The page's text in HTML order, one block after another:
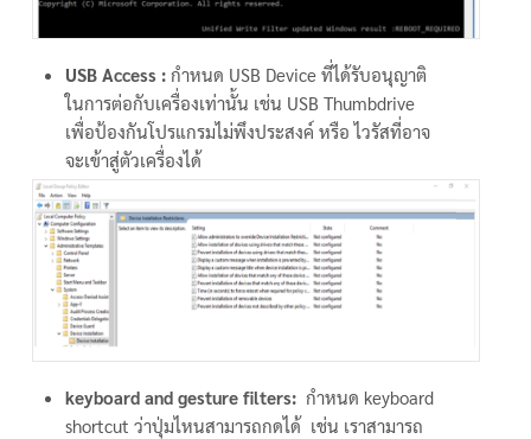
USB Access : กำหนด USB Device ที่ได้รับอนุญาติ
ในการต่อกับเครื่องเท่านั้น เช่น USB Thumbdrive
เพื่อป้องกันโปรแกรมไม่พึงประสงค์ หรือ ไวรัสที่อาจ
จะเข้าสู่ตัวเครื่องได้
keyboard and gesture filters: กำหนด keyboard
shortcut ว่าปุ่มไหนสามารถกดได้ เช่น เราสามารถ